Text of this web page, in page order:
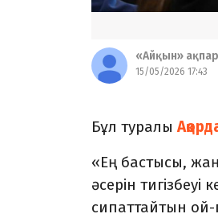
«Айқын»
15/05/2026 17:43
Бұл туралы
«Ең бастысы,
әсерін
сипаттайтын ой-